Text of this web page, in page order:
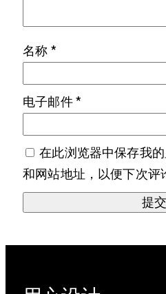
名称 *
电子邮件*
在此浏览器中保存我
和网站地址，以便下次评